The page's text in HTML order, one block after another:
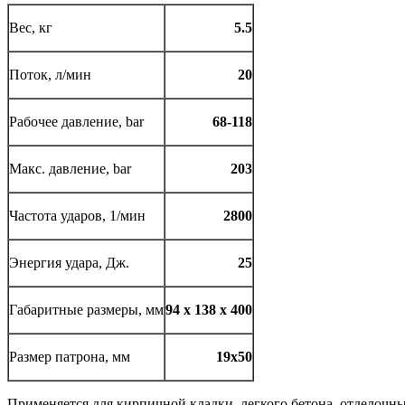
Вес, кг 5.5
Поток, л/мин 20
Рабочее давление, bar 68-118
Макс. давление, bar 203
Частота ударов, 1/мин 2800
Энергия удара, Дж. 25
Габаритные размеры, мм94 х 138 х 400
Размер патрона, мм 19х50